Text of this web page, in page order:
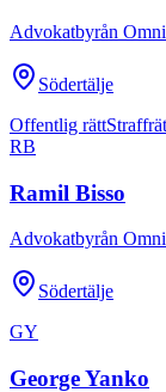
Advokatbyrån
Södertälje
Offentlig rätt
RB
Ramil Bisso
Advokatbyrån
Södertälje
GY
George Yanko